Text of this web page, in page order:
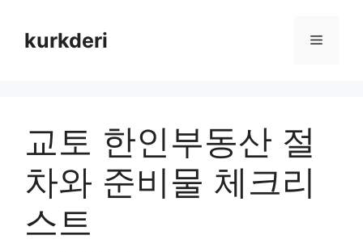
contentkurkderi Menu
교토 한인부동산 절
차와 준비물 체크리
스트